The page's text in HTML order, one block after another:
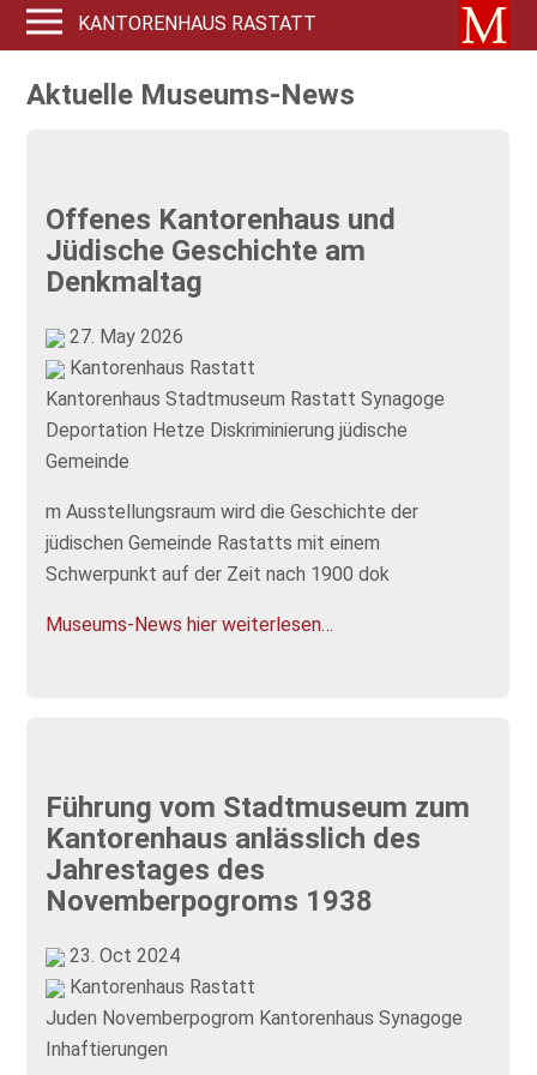
KANTORENHAUS RASTATT
Aktuelle Museums-News
Offenes Kantorenhaus und
Jüdische Geschichte am
Denkmaltag
27. May 2026
Kantorenhaus Rastatt
Kantorenhaus Stadtmuseum Rastatt Synagoge
Deportation Hetze Diskriminierung jüdische
Gemeinde
m Ausstellungsraum wird die Geschichte der
jüdischen Gemeinde Rastatts mit einem
Schwerpunkt auf der Zeit nach 1900 dok
Museums-News hier weiterlesen…
Führung vom Stadtmuseum zum
Kantorenhaus anlässlich des
Jahrestages des
Novemberpogroms 1938
23. Oct 2024
Kantorenhaus Rastatt
Juden Novemberpogrom Kantorenhaus Synagoge
Inhaftierungen